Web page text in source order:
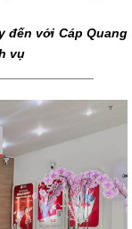
đến với Cáp Quang
vụ